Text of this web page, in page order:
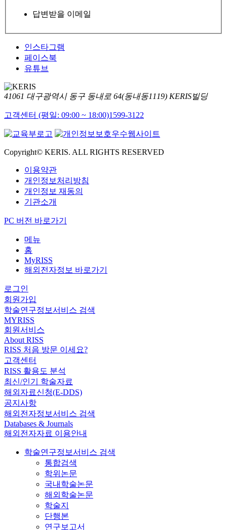
답변받을 이메일
인스타그램
페이스북
유튜브
41061 대구광역시 동구 동내로 64(동내동1119) KERIS빌딩
고객센터 (평일: 09:00 ~ 18:00)1599-3122
Copyright© KERIS. ALL RIGHTS RESERVED
이용약관
개인정보처리방침
개인정보 재동의
기관소개
PC 버전 바로가기
메뉴
홈
MyRISS
해외전자정보 바로가기
로그인
회원가입
학술연구정보서비스 검색
MYRISS
회원서비스
About RISS
RISS 처음 방문 이세요?
고객센터
RISS 활용도 분석
최신/인기 학술자료
해외자료신청(E-DDS)
공지사항
해외전자정보서비스 검색
Databases & Journals
해외전자자료 이용안내
학술연구정보서비스 검색
통합검색
학위논문
국내학술논문
해외학술논문
학술지
단행본
연구보고서